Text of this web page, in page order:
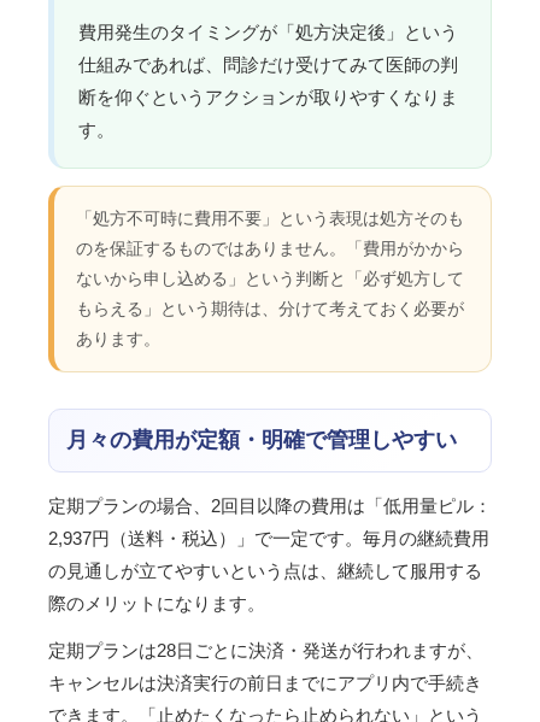
費用発生のタイミングが「処方決定後」という
仕組みであれば、問診だけ受けてみて医師の判
断を仰ぐというアクションが取りやすくなりま
す。
「処方不可時に費用不要」という表現は処方そのも
のを保証するものではありません。「費用がかから
ないから申し込める」という判断と「必ず処方して
もらえる」という期待は、分けて考えておく必要が
あります。
月々の費用が定額・明確で管理しやすい
定期プランの場合、2回目以降の費用は「低用量ピル：
2,937円（送料・税込）」で一定です。毎月の継続費用
の見通しが立てやすいという点は、継続して服用する
際のメリットになります。
定期プランは28日ごとに決済・発送が行われますが、
キャンセルは決済実行の前日までにアプリ内で手続き
できます。「止めたくなったら止められない」という